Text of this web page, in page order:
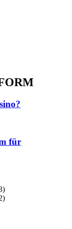
für